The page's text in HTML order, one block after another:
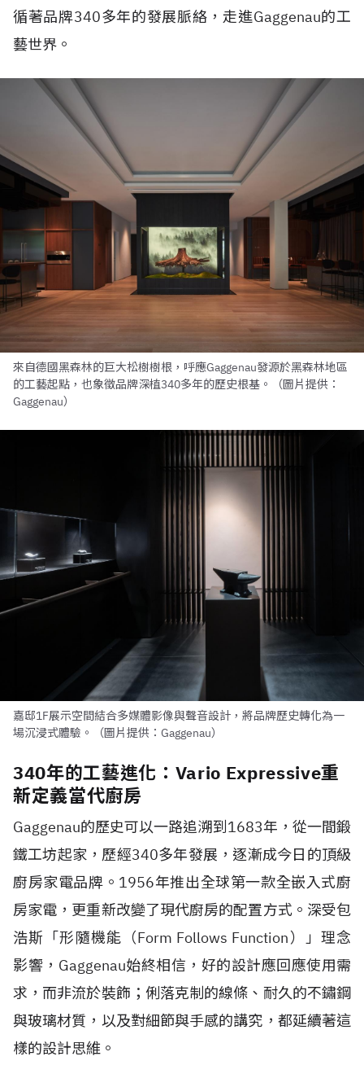
循著品牌340多年的發展脈絡，走進Gaggenau的工
藝世界。
來自德國黑森林的巨大松樹樹根，呼應Gaggenau發源於黑森林地區
的工藝起點，也象徵品牌深植340多年的歷史根基。（圖片提供：
Gaggenau）
嘉邸1F展示空間結合多媒體影像與聲音設計，將品牌歷史轉化為一
場沉浸式體驗。（圖片提供：Gaggenau）
340年的工藝進化：Vario Expressive重
新定義當代廚房
Gaggenau的歷史可以一路追溯到1683年，從一間鍛
鐵工坊起家，歷經340多年發展，逐漸成今日的頂級
廚房家電品牌。1956年推出全球第一款全嵌入式廚
房家電，更重新改變了現代廚房的配置方式。深受包
浩斯「形隨機能（Form Follows Function）」理念
影響，Gaggenau始終相信，好的設計應回應使用需
求，而非流於裝飾；俐落克制的線條、耐久的不鏽鋼
與玻璃材質，以及對細節與手感的講究，都延續著這
樣的設計思維。